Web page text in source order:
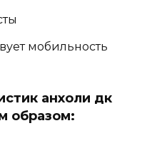
мобильность
анхоли дк
образом: